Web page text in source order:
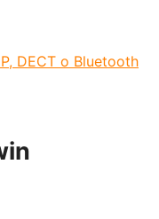
DECT o Bluetooth